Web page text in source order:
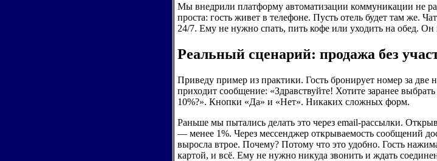
Мы внедрили платформу автоматизации коммуникации не
проста: гость живет в телефоне. Пусть отель будет там же.
24/7. Ему не нужно спать, пить кофе или уходить на обед. Он
Реальный сценарий: продажа без
Приведу пример из практики. Гость бронирует номер за две
приходит сообщение: «Здравствуйте! Хотите заранее
10%?». Кнопки «Да» и «Нет». Никаких сложных форм.
Раньше мы пытались делать это через email-рассылки.
— менее 1%. Через мессенджер открываемость сообщений
выросла втрое. Почему? Потому что это удобно. Гость
картой, и всё. Ему не нужно никуда звонить и ждать